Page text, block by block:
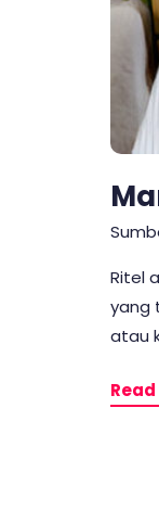
Ritel
yang
atau
Read